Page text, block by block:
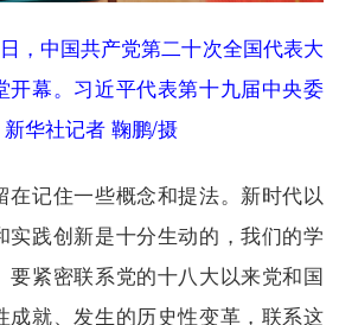
中国共产党第二十次全国代表大
开幕。习近平代表第十九届中央委
华社记者 鞠鹏/摄
记住一些概念和提法。新时代以
实践创新是十分生动的，我们的学
要紧密联系党的十八大以来党和国
成就、发生的历史性变革，联系这